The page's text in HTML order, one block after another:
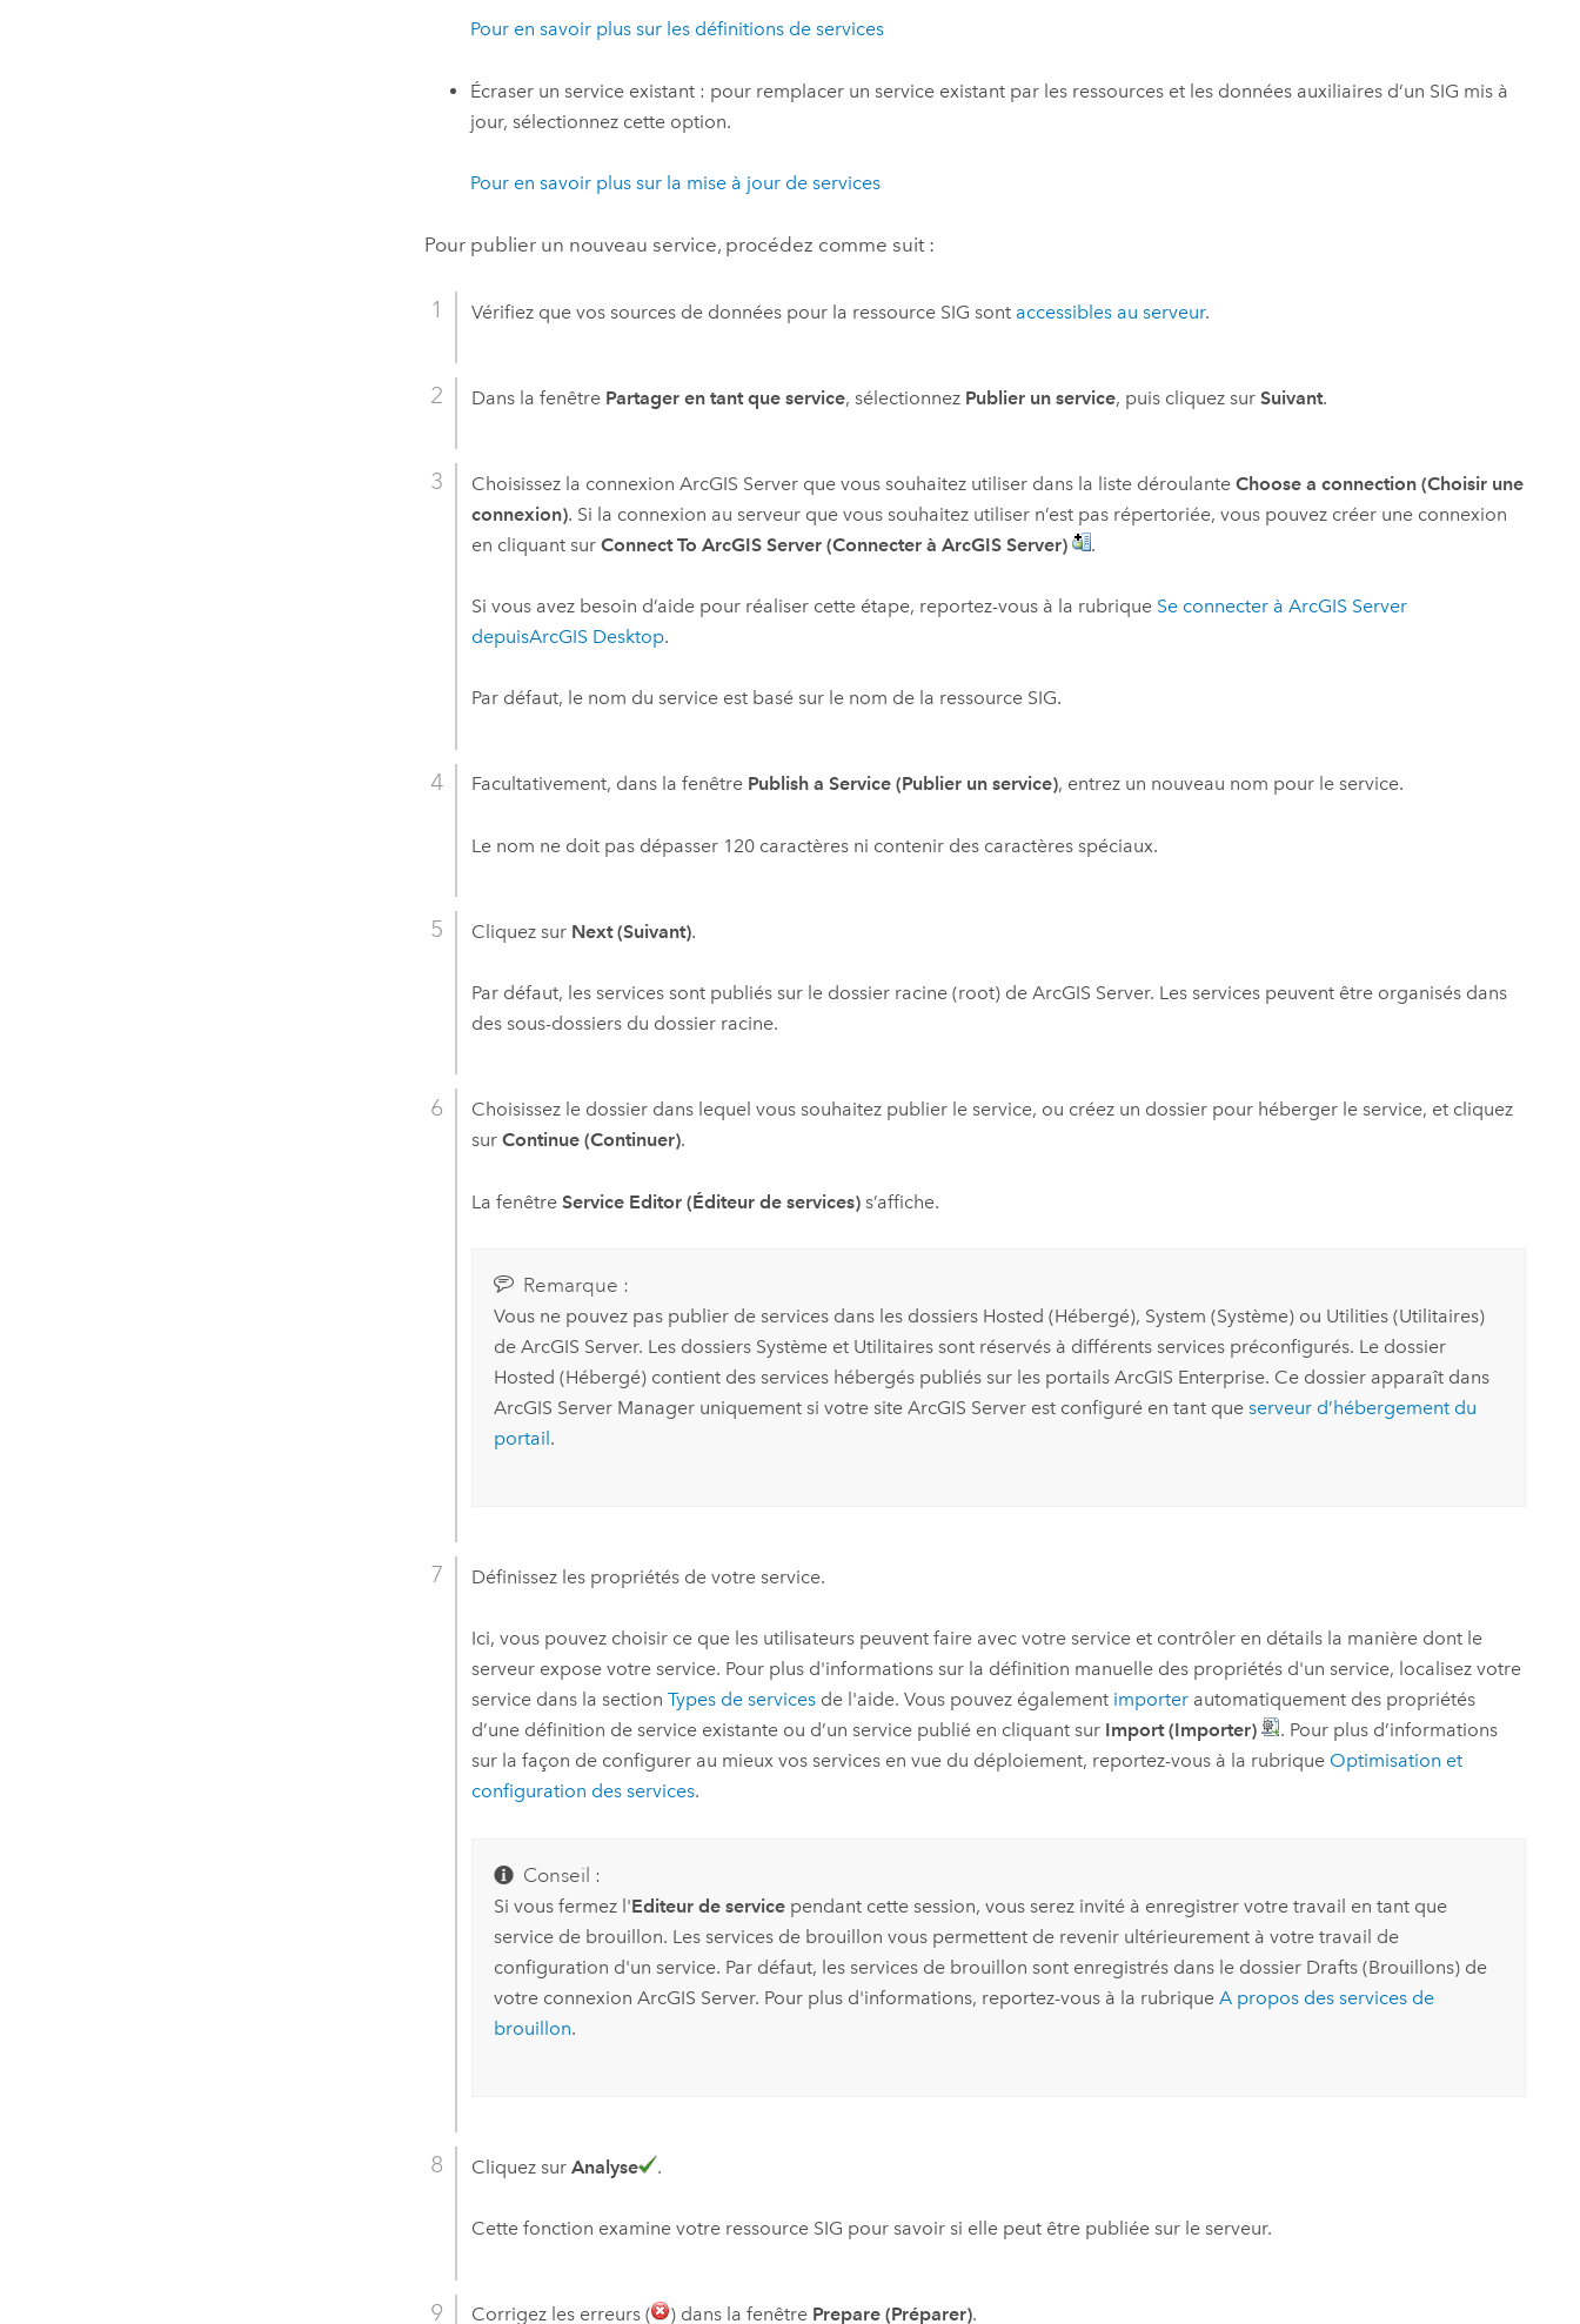
Pour en savoir plus sur les définitions de services
Écraser un service existant : pour remplacer un service existant par les ressources et les données auxiliaires d’un SIG mis à
jour, sélectionnez cette option.
Pour en savoir plus sur la mise à jour de services
Pour publier un nouveau service, procédez comme suit :
Vérifiez que vos sources de données pour la ressource SIG sont accessibles au serveur.
Dans la fenêtre Partager en tant que service, sélectionnez Publier un service, puis cliquez surSuivant.
Choisissez la connexionArcGIS Server que vous souhaitez utiliser dans la liste déroulanteChoose a connection (Choisir une
connexion). Si la connexion au serveur que vous souhaitez utiliser n’est pas répertoriée, vous pouvez créer une connexion
en cliquant surConnect To ArcGIS Server (Connecter à ArcGIS Server) .
Si vous avez besoin d’aide pour réaliser cette étape, reportez-vous à la rubrique Se connecter àArcGIS Server
depuisArcGIS Desktop.
Par défaut, le nom du service est basé sur le nom de la ressource SIG.
Facultativement, dans la fenêtre Publish a Service (Publier un service), entrez un nouveau nom pour le service.
Le nom ne doit pas dépasser 120 caractères ni contenir des caractères spéciaux.
Cliquez sur Next (Suivant).
Par défaut, les services sont publiés sur le dossier racine (root) deArcGIS Server. Les services peuvent être organisés dans
des sous-dossiers du dossier racine.
Choisissez le dossier dans lequel vous souhaitez publier le service, ou créez un dossier pour héberger le service, et cliquez
surContinue (Continuer).
La fenêtreService Editor (Éditeur de services) s’affiche.
Remarque :
Vous ne pouvez pas publier de services dans les dossiers Hosted (Hébergé), System (Système) ou Utilities (Utilitaires)
de ArcGIS Server. Les dossiers Système et Utilitaires sont réservés à différents services préconfigurés. Le dossier
Hosted (Hébergé) contient des services hébergés publiés sur les portails ArcGIS Enterprise. Ce dossier apparaît dans
ArcGIS Server Manageruniquement si votre site ArcGIS Serverest configuré en tant que serveur d’hébergement du
portail .
Définissez les propriétés de votre service.
Ici, vous pouvez choisir ce que les utilisateurs peuvent faire avec votre service et contrôler en détails la manière dont le
serveur expose votre service. Pour plus d'informations sur la définition manuelle des propriétés d'un service, localisez votre
service dans la sectionTypes de services de l'aide. Vous pouvez également importer automatiquement des propriétés
d’une définition de service existante ou d’un service publié en cliquant sur Import (Importer)
. Pour plus d’informations
sur la façon de configurer au mieux vos services en vue du déploiement, reportez-vous à la rubrique Optimisation et
configuration des services.
Conseil :
Si vous fermez l'Editeur de servicependant cette session, vous serez invité à enregistrer votre travail en tant que
service de brouillon. Les services de brouillon vous permettent de revenir ultérieurement à votre travail de
configuration d'un service. Par défaut, les services de brouillon sont enregistrés dans le dossier Drafts (Brouillons) de
votre connexion ArcGIS Server. Pour plus d'informations, reportez-vous à la rubrique A propos des services de
brouillon.
Cliquez surAnalyse .
Cette fonction examine votre ressource SIG pour savoir si elle peut être publiée sur le serveur.
Corrigez les erreurs ( ) dans la fenêtre Prepare (Préparer).